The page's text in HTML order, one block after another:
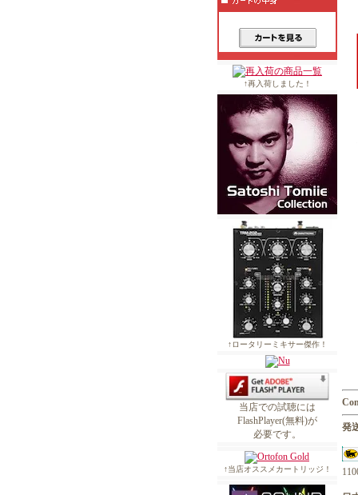
↑再入荷しました！
↑ロータリーミキサー傑作！
当店での試聴には
FlashPlayer(無料)が
必要です。
↑当店オススメカートリッジ！
発